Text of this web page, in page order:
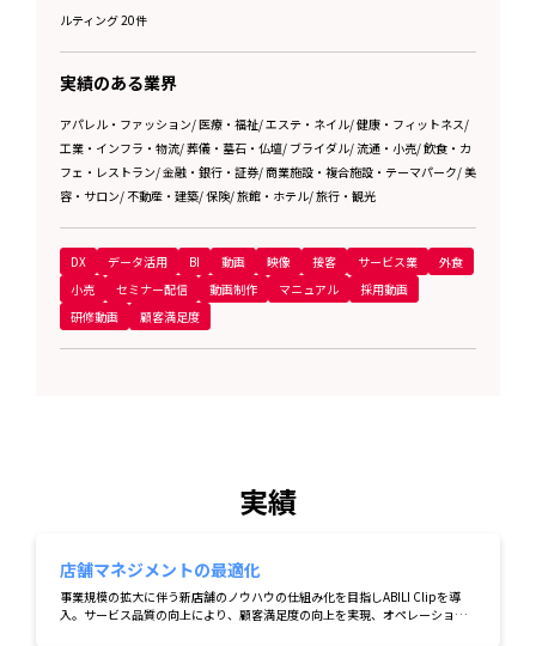
ルティング 20件
実績のある業界
アパレル・ファッション/医療・福祉/エステ・ネイル/健康・フィットネス/
工業・インフラ・物流/葬儀・墓石・仏壇/ブライダル/流通・小売/飲食・カ
フェ・レストラン/金融・銀行・証券/商業施設・複合施設・テーマパーク/美
容・サロン/不動産・建築/保険/旅館・ホテル/旅行・観光
DX データ活用 BI 動画 映像 接客 サービス業
外食
小売
セミナー配信 動画制作 マニュアル
採用動画
研修動画
顧客満足度
実績
店舗マネジメントの最適化
事業規模の拡大に伴う新店舗のノウハウの仕組み化を目指しABILI Clipを導
入。サービス品質の向上により、顧客満足度の向上を実現、オペレーション